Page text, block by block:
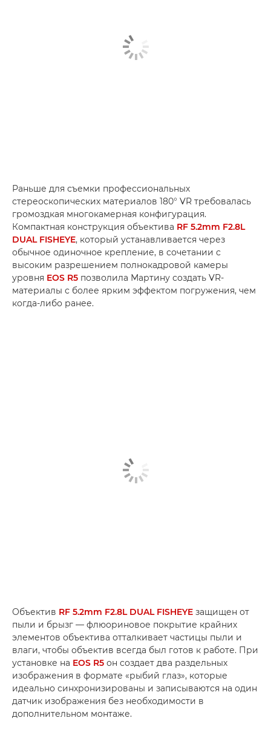
Раньше для съемки профессиональных
стереоскопических материалов 180° VR требовалась
громоздкая многокамерная конфигурация.
Компактная конструкция объектива RF 5.2mm F2.8L
DUAL FISHEYE, который устанавливается через
обычное одиночное крепление, в сочетании с
высоким разрешением полнокадровой камеры
уровня EOS R5 позволила Мартину создать VR-
материалы с более ярким эффектом погружения, чем
когда-либо ранее.
Объектив RF 5.2mm F2.8L DUAL FISHEYE защищен от
пыли и брызг — флюориновое покрытие крайних
элементов объектива отталкивает частицы пыли и
влаги, чтобы объектив всегда был готов к работе. При
установке на EOS R5 он создает два раздельных
изображения в формате «рыбий глаз», которые
идеально синхронизированы и записываются на один
датчик изображения без необходимости в
дополнительном монтаже.